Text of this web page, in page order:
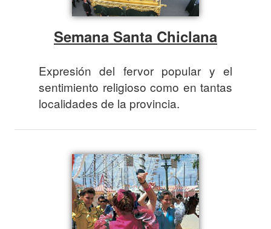
Semana Santa Chiclana
Expresión del fervor popular y el
sentimiento religioso como en tantas
localidades de la provincia.